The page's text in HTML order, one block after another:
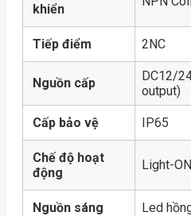
khiển
Tiếp điểm 2NC
Nguồn cấp
DC12/
output)
Cấp bảo vệ IP65
Chế độ hoạt
động
Light-ON
Nguồn sáng Led